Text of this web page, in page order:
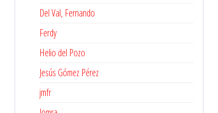
Del Val, Fernando
Ferdy
Helio del Pozo
Jesús Gómez Pérez
jmfr